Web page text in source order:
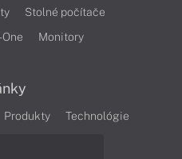
Stolné počítače
Monitory
Produkty
Technológie